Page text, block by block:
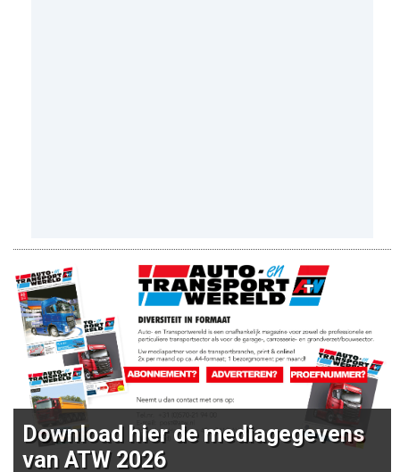
Download hier de mediagegevens
van ATW 2026